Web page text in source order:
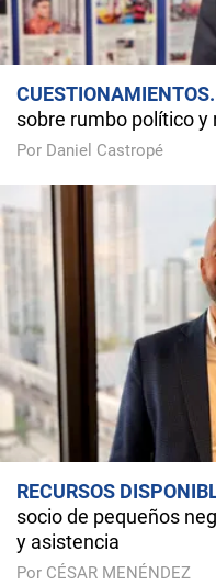
CUESTIONAMIENTOS
sobre rumbo político
Por Daniel Castropé
RECURSOS
socio de pequeños
y asistencia
Por CÉSAR MENÉNDEZ